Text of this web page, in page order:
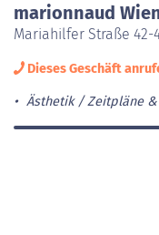
marionnaud
Mariahilfer Straße 42-
Dieses Geschäft
Ästhetik Zeitpläne &